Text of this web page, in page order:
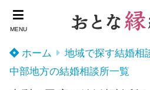
MENU
ホーム
地域で探す結婚相
中部地方の結婚相談所一覧